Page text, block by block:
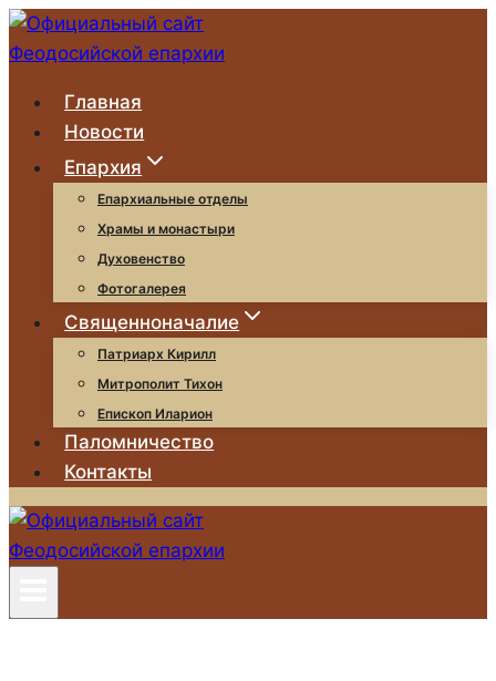
Перейти
к
Главная
Новости
Епархия
Епархиальные отделы
Храмы и монастыри
Духовенство
Фотогалерея
Священноначалие
Патриарх Кирилл
Митрополит Тихон
Епископ Иларион
Паломничество
Контакты